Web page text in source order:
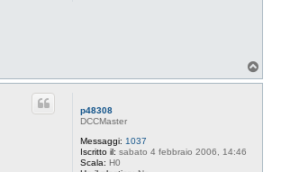
o
p48308
DCCMaster
Messaggi: 1037
Iscritto il: sabato 4 febbraio 2006, 14:46
Scala: H0